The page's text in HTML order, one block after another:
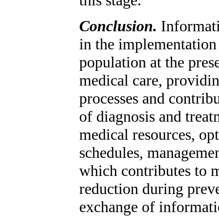
Conclusion.
in the
population at the
medical care,
processes and
of diagnosis and
medical resources,
schedules,
which contributes to
reduction during
exchange of